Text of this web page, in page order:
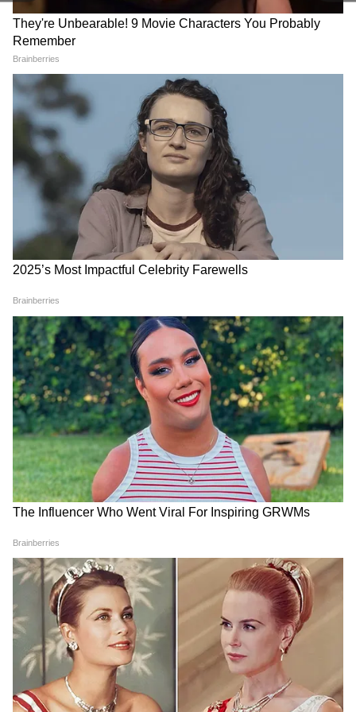
পান। কথিত আছে, বড়দিনে শিশুদের মধ্যে আনন্দ
বিতরণ করতে তিনি রাতের অন্ধকারে তার বিশেষ
পোশাক পরে উপহার দিতে যেতেন, যাতে কেউ
তাঁকে চিনতে না পারে।
সান্তা ক্লজের অস্তিত্ব এর সঙ্গে যুক্ত। স্বভাবের
কারণেই তিনি হয়ে উঠেছিলেন শিশুদের প্রিয়পাত্র।
ফিনল্যান্ডে রোভানিমি নামে সান্তা ক্লজের একটি
সরকারি গ্রামও রয়েছে। সেন্ট নিকোলাস ফাদার
ক্রিসমাস নামেও পরিচিত।
RECOMMENDED STORIES
Breast Cancer Diet: ব্রেস্ট
ক্যানসারের ঝুঁকি কমায় এই ৫
খাবার, ডায়েটে রাখতেই হবে
Egg Cholesterol: ডিমের কুসুম
কি কোলেস্টেরল বাড়ায়? রোজ
ক'টা ডিম খাওয়া স্বাস্থ্যকর জেনে
নিন
Health Tips: নখ দেখেই বুঝবেন
কাশি কিছুতেই থামছে না? হতে
LATEST VIDEOS
Annapurna Bhandar Payment |
প্রতিমাসে কত তারিখে ঢুকবে অন্নপূর্ণার ৩
হাজার টাকা?